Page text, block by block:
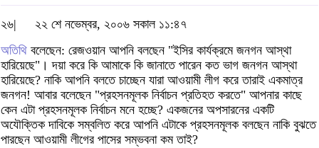
২৬|
২২ শে নভেম্বর, ২০০৬ সকাল ১১:৪৭
অতিথি বলেছেন: রেজওয়ান আপনি বলছেন "ইসির কার্যক্রমে জনগন আস্থা
হারিয়েছে"। দয়া করে কি আমাকে কি জানাতে পারেন কত ভাগ জনগন আস্থা
হারিয়েছে? নাকি আপনি বলতে চাচ্ছেন যারা আওয়ামী লীগ করে তারাই একমাত্র
জনগন! আবার বলেছেন "প্রহসনমূলক নির্বাচন প্রতিহত করতে" আপনার কাছে
কেন এটা প্রহসনমূলক নির্বাচন মনে হচ্ছে? একজনের অপসারনের একটি
অযৌক্তিক দাবিকে সম্বলিত করে আপনি এটাকে প্রহসনমূলক বলছেন নাকি বুঝতে
পারছেন আওয়ামী লীগের পাসের সম্ভবনা কম তাই?